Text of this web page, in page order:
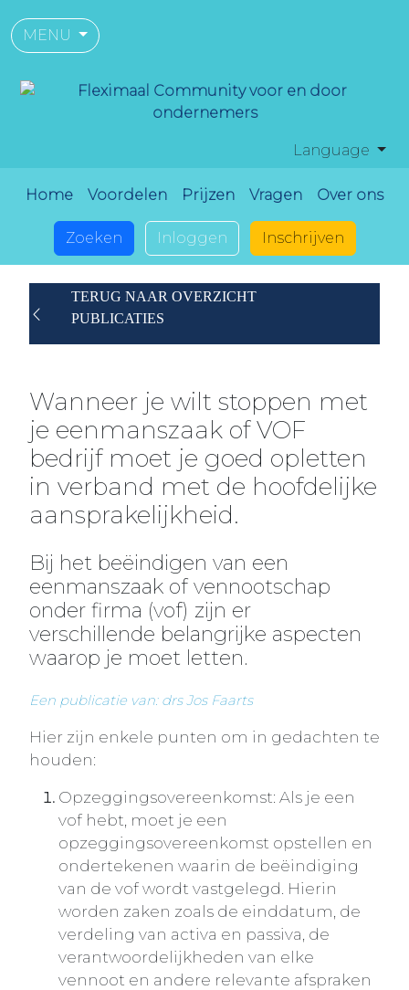
MENU
Language
Home Voordelen Prijzen Vragen Over ons
Zoeken Inloggen Inschrijven
TERUG NAAR OVERZICHT
PUBLICATIES
Wanneer je wilt stoppen met
je eenmanszaak of VOF
bedrijf moet je goed opletten
in verband met de hoofdelijke
aansprakelijkheid.
Bij het beëindigen van een
eenmanszaak of vennootschap
onder firma (vof) zijn er
verschillende belangrijke aspecten
waarop je moet letten.
Een publicatie van: drs Jos Faarts
Hier zijn enkele punten om in gedachten te
houden:
Opzeggingsovereenkomst: Als je een
vof hebt, moet je een
opzeggingsovereenkomst opstellen en
ondertekenen waarin de beëindiging
van de vof wordt vastgelegd. Hierin
worden zaken zoals de einddatum, de
verdeling van activa en passiva, de
verantwoordelijkheden van elke
vennoot en andere relevante afspraken